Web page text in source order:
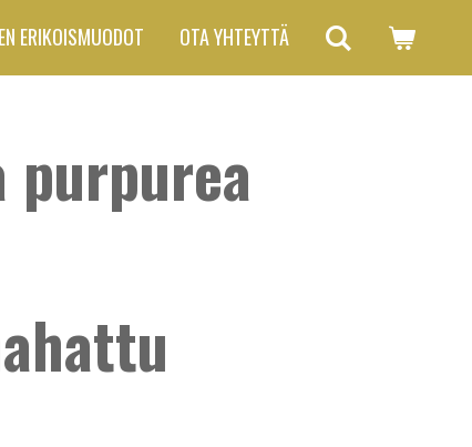
ERIKOISMUODOT OTA YHTEYTTÄ
purpurea